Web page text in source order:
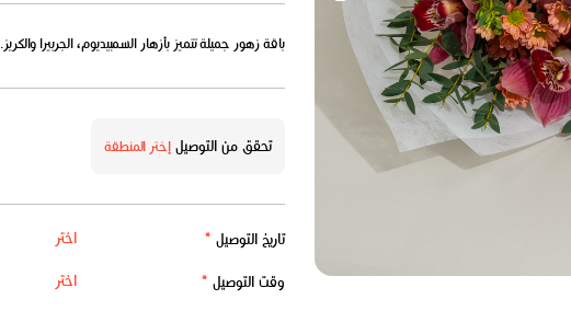
باقة زهور جميلة تتميز بأزهار السمبيديوم، الجربيرا والكريز.
تحقق من التوصيلإختر المنطقة
تاريخ التوصيل *
وقت التوصيل *